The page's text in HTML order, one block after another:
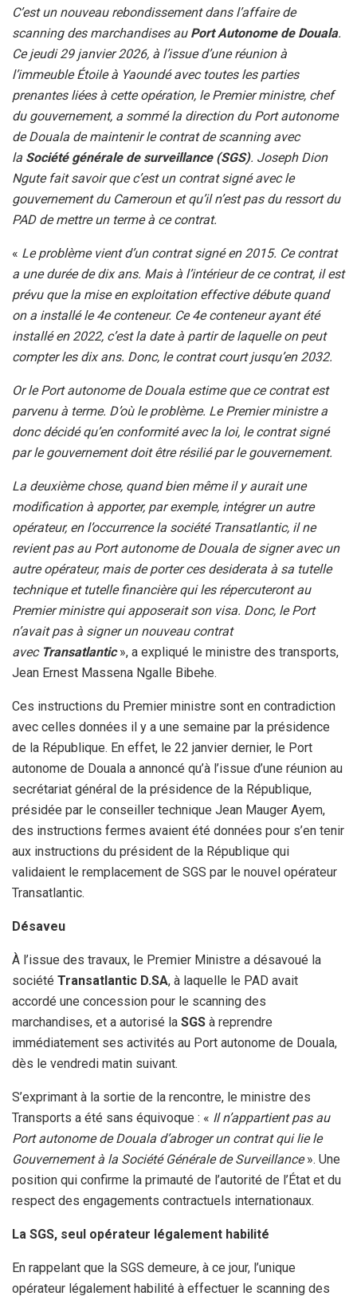
C’est un nouveau rebondissement dans l’affaire de
scanning des marchandises au Port Autonome de Douala.
Ce jeudi 29 janvier 2026, à l’issue d’une réunion à
l’immeuble Étoile à Yaoundé avec toutes les parties
prenantes liées à cette opération, le Premier ministre, chef
du gouvernement, a sommé la direction du Port autonome
de Douala de maintenir le contrat de scanning avec
la Société générale de surveillance (SGS). Joseph Dion
Ngute fait savoir que c’est un contrat signé avec le
gouvernement du Cameroun et qu’il n’est pas du ressort du
PAD de mettre un terme à ce contrat.
« Le problème vient d’un contrat signé en 2015. Ce contrat
a une durée de dix ans. Mais à l’intérieur de ce contrat, il est
prévu que la mise en exploitation effective débute quand
on a installé le 4e conteneur. Ce 4e conteneur ayant été
installé en 2022, c’est la date à partir de laquelle on peut
compter les dix ans. Donc, le contrat court jusqu’en 2032.
Or le Port autonome de Douala estime que ce contrat est
parvenu à terme. D’où le problème. Le Premier ministre a
donc décidé qu’en conformité avec la loi, le contrat signé
par le gouvernement doit être résilié par le gouvernement.
La deuxième chose, quand bien même il y aurait une
modification à apporter, par exemple, intégrer un autre
opérateur, en l’occurrence la société Transatlantic, il ne
revient pas au Port autonome de Douala de signer avec un
autre opérateur, mais de porter ces desiderata à sa tutelle
technique et tutelle financière qui les répercuteront au
Premier ministre qui apposerait son visa. Donc, le Port
n’avait pas à signer un nouveau contrat
avec Transatlantic», a expliqué le ministre des transports,
Jean Ernest Massena Ngalle Bibehe.
Ces instructions du Premier ministre sont en contradiction
avec celles données il y a une semaine par la présidence
de la République. En effet, le 22 janvier dernier, le Port
autonome de Douala a annoncé qu’à l’issue d’une réunion au
secrétariat général de la présidence de la République,
présidée par le conseiller technique Jean Mauger Ayem,
des instructions fermes avaient été données pour s’en tenir
aux instructions du président de la République qui
validaient le remplacement de SGS par le nouvel opérateur
Transatlantic.
Désaveu
À l’issue des travaux, le Premier Ministre a désavoué la
société Transatlantic D.SA, à laquelle le PAD avait
accordé une concession pour le scanning des
marchandises, et a autorisé la SGS à reprendre
immédiatement ses activités au Port autonome de Douala,
dès le vendredi matin suivant.
S’exprimant à la sortie de la rencontre, le ministre des
Transports a été sans équivoque : « Il n’appartient pas au
Port autonome de Douala d’abroger un contrat qui lie le
Gouvernement à la Société Générale de Surveillance». Une
position qui confirme la primauté de l’autorité de l’État et du
respect des engagements contractuels internationaux.
La SGS, seul opérateur légalement habilité
En rappelant que la SGS demeure, à ce jour, l’unique
opérateur légalement habilité à effectuer le scanning des